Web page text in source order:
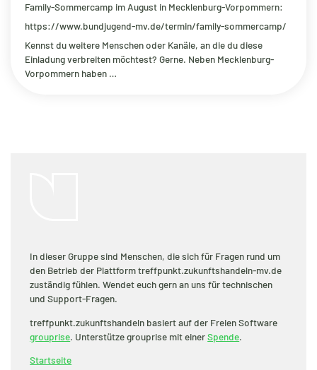
Family-Sommercamp im August in Mecklenburg-Vorpommern:
https://www.bundjugend-mv.de/termin/family-sommercamp/
Kennst du weitere Menschen oder Kanäle, an die du diese
Einladung verbreiten möchtest? Gerne. Neben Mecklenburg-
Vorpommern haben …
In dieser Gruppe sind Menschen, die sich für Fragen rund um
den Betrieb der Plattform treffpunkt.zukunftshandeln-mv.de
zuständig fühlen. Wendet euch gern an uns für technischen
und Support-Fragen.
treffpunkt.zukunftshandeln basiert auf der Freien Software
grouprise. Unterstütze grouprise mit einerSpende.
Startseite